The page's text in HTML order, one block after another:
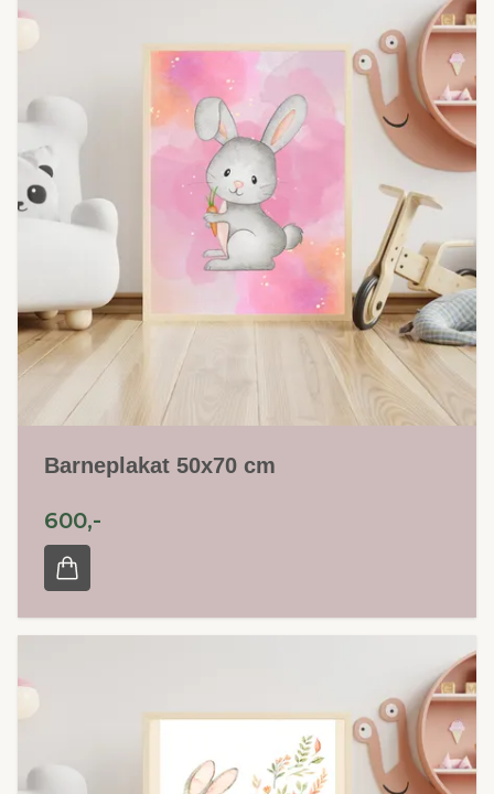
Barneplakat 50x70 cm
600,-